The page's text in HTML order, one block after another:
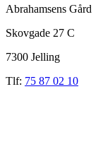
Abrahamsens Gård
Skovgade 27 C
7300 Jelling
Tlf: 75 87 02 10